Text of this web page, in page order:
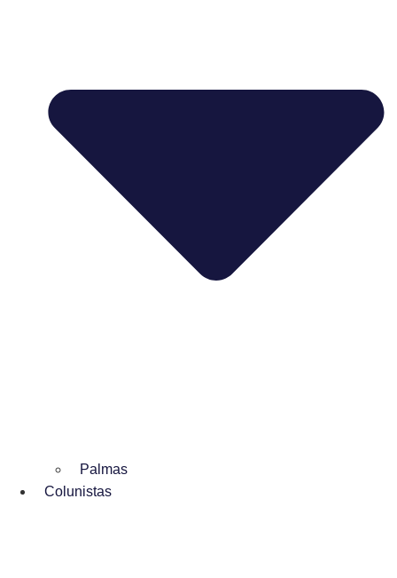
Palmas
Colunistas